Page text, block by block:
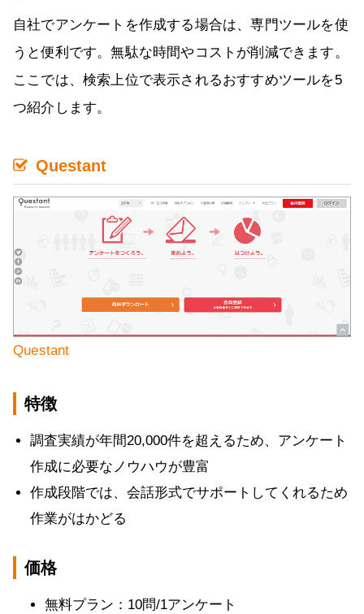
自社でアンケートを作成する場合は、専門ツールを使
うと便利です。無駄な時間やコストが削減できます。
ここでは、検索上位で表示されるおすすめツールを5
つ紹介します。
Questant
Questant
特徴
調査実績が年間20,000件を超えるため、アンケート
作成に必要なノウハウが豊富
作成段階では、会話形式でサポートしてくれるため
作業がはかどる
価格
無料プラン：10問/1アンケート